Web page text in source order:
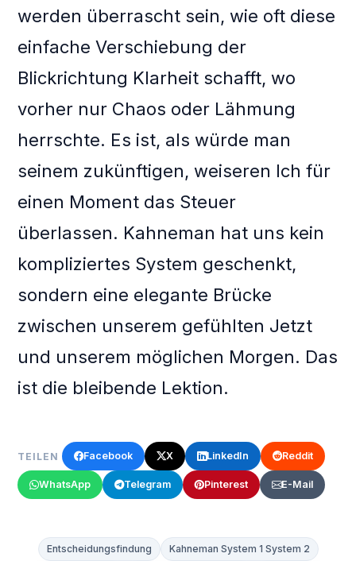
werden überrascht sein, wie oft diese
einfache Verschiebung der
Blickrichtung Klarheit schafft, wo
vorher nur Chaos oder Lähmung
herrschte. Es ist, als würde man
seinem zukünftigen, weiseren Ich für
einen Moment das Steuer
überlassen. Kahneman hat uns kein
kompliziertes System geschenkt,
sondern eine elegante Brücke
zwischen unserem gefühlten Jetzt
und unserem möglichen Morgen. Das
ist die bleibende Lektion.
TEILEN Facebook X LinkedIn Reddit
WhatsApp Telegram Pinterest E-Mail
Entscheidungsfindung
Kahneman System 1 System 2